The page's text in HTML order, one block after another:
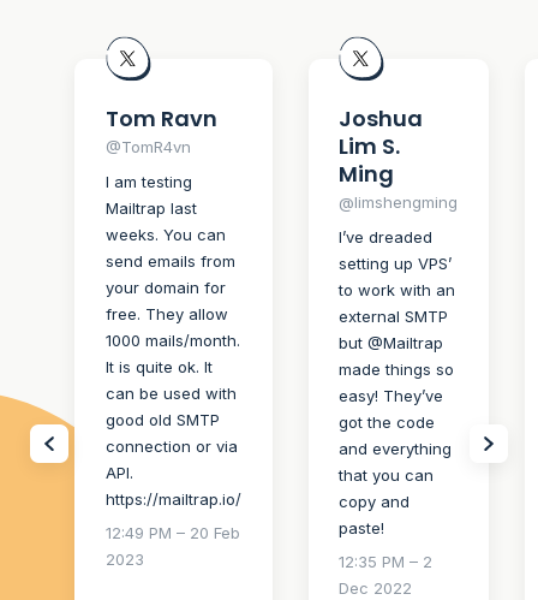
Tom Ravn
@TomR4vn
I am testing
Mailtrap last
weeks. You can
send emails from
your domain for
free. They allow
1000 mails/month.
It is quite ok. It
can be used with
good old SMTP
connection or via
API.
https://mailtrap.io/
12:49 PM – 20 Feb
2023
Joshua
Lim S.
Ming
@limshengming
I’ve dreaded
setting up VPS’
to work with an
external SMTP
but @Mailtrap
made things so
easy! They’ve
got the code
and everything
that you can
copy and
paste!
12:35 PM – 2
Dec 2022